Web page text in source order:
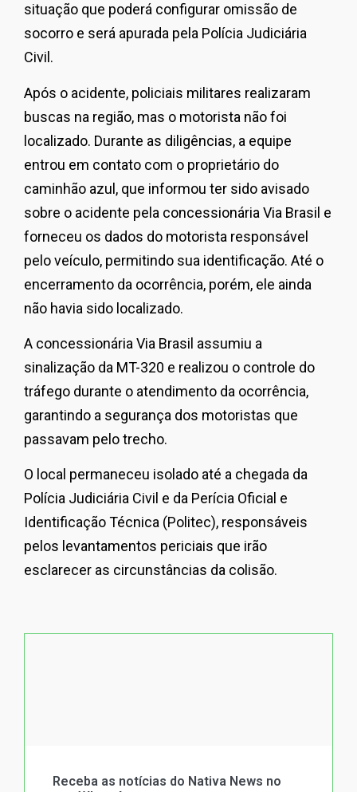
situação que poderá configurar omissão de
socorro e será apurada pela Polícia Judiciária
Civil.
Após o acidente, policiais militares realizaram
buscas na região, mas o motorista não foi
localizado. Durante as diligências, a equipe
entrou em contato com o proprietário do
caminhão azul, que informou ter sido avisado
sobre o acidente pela concessionária Via Brasil e
forneceu os dados do motorista responsável
pelo veículo, permitindo sua identificação. Até o
encerramento da ocorrência, porém, ele ainda
não havia sido localizado.
A concessionária Via Brasil assumiu a
sinalização da MT-320 e realizou o controle do
tráfego durante o atendimento da ocorrência,
garantindo a segurança dos motoristas que
passavam pelo trecho.
O local permaneceu isolado até a chegada da
Polícia Judiciária Civil e da Perícia Oficial e
Identificação Técnica (Politec), responsáveis
pelos levantamentos periciais que irão
esclarecer as circunstâncias da colisão.
Receba as notícias do Nativa News no